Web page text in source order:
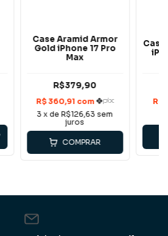
Case Aramid Armor
Gold iPhone 17 Pro
Max
R$379,90
3 x deR$126,63 sem
juros
COMPRAR